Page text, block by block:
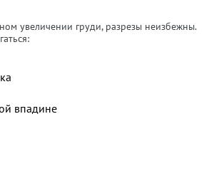
увеличении груди, разрезы неизбежны.
впадине